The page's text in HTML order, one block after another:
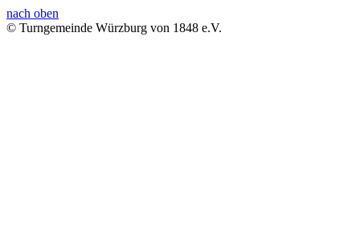
nach oben
© Turngemeinde Würzburg von 1848 e.V.